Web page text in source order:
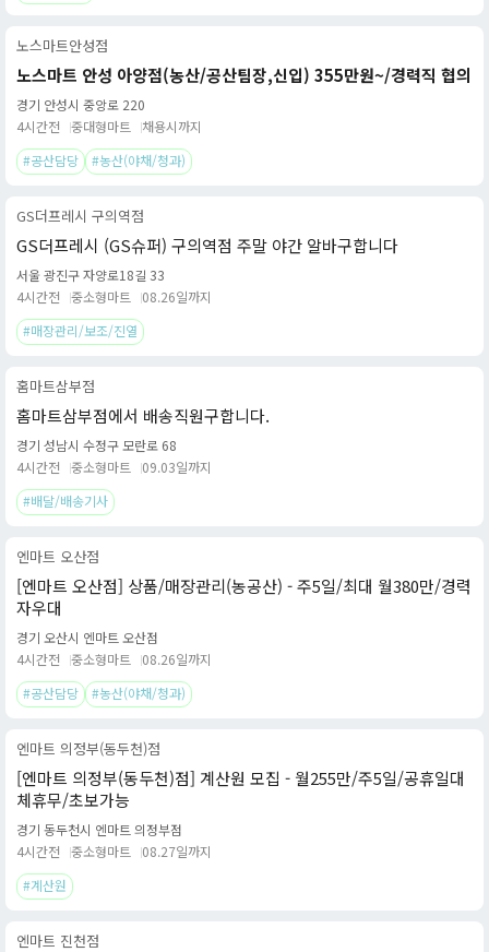
노스마트안성점
노스마트 안성 아양점(농산/공산팀장,신입) 355만원~/경력직 협의
경기 안성시 중앙로 220
4시간전
중대형마트
채용시까지
#공산담당
#농산(야채/청과)
GS더프레시 구의역점
GS더프레시 (GS슈퍼) 구의역점 주말 야간 알바구합니다
서울 광진구 자양로18길 33
4시간전
중소형마트
08.26일까지
#매장관리/보조/진열
홈마트삼부점
홈마트삼부점에서 배송직원구합니다.
경기 성남시 수정구 모란로 68
4시간전
중소형마트
09.03일까지
#배달/배송기사
엔마트 오산점
[엔마트 오산점] 상품/매장관리(농공산) - 주5일/최대 월380만/경력
자우대
경기 오산시 엔마트 오산점
4시간전
중소형마트
08.26일까지
#공산담당
#농산(야채/청과)
엔마트 의정부(동두천)점
[엔마트 의정부(동두천)점] 계산원 모집 - 월255만/주5일/공휴일대
체휴무/초보가능
경기 동두천시 엔마트 의정부점
4시간전
중소형마트
08.27일까지
#계산원
엔마트 진천점